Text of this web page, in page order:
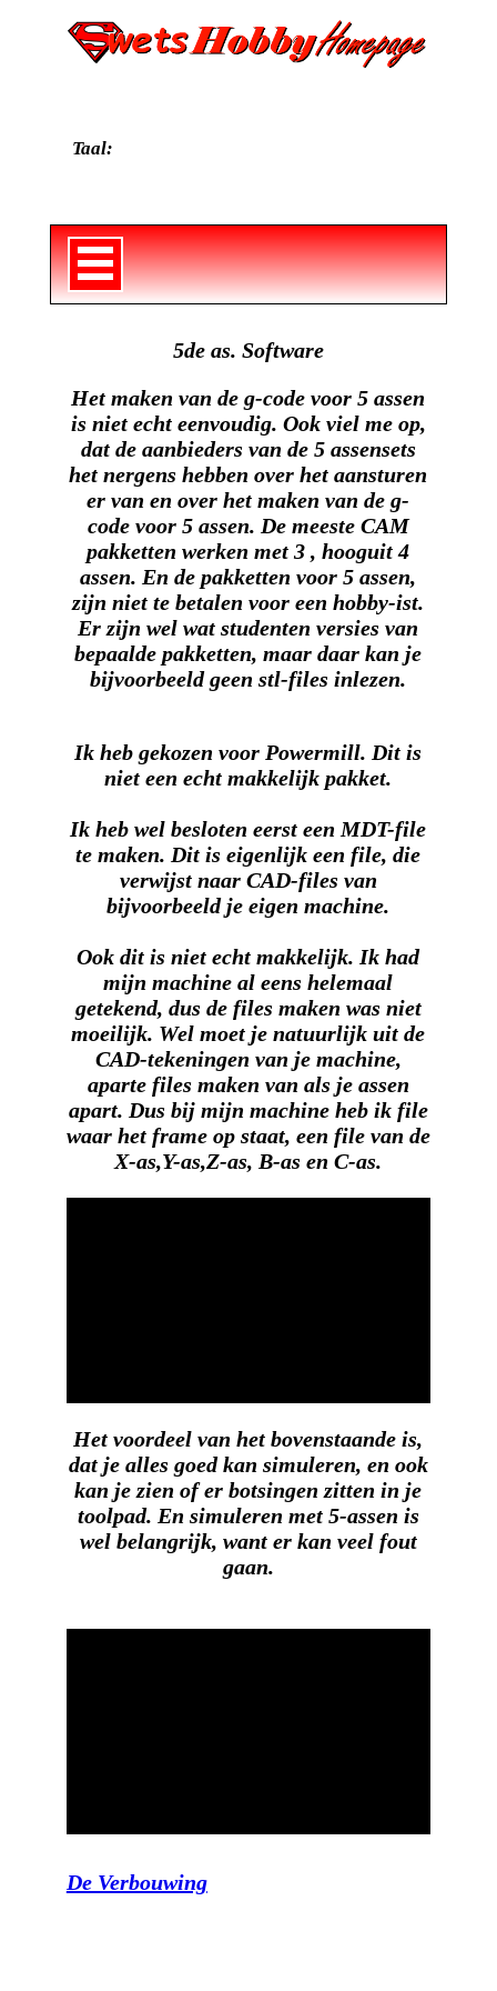
Taal:
5de as. Software
Het maken van de g-code voor 5 assen
is niet echt eenvoudig. Ook viel me op,
dat de aanbieders van de 5 assensets
het nergens hebben over het aansturen
er van en over het maken van de g-
code voor 5 assen. De meeste CAM
pakketten werken met 3 , hooguit 4
assen. En de pakketten voor 5 assen,
zijn niet te betalen voor een hobby-ist.
Er zijn wel wat studenten versies van
bepaalde pakketten, maar daar kan je
bijvoorbeeld geen stl-files inlezen.
Ik heb gekozen voor Powermill. Dit is
niet een echt makkelijk pakket.
Ik heb wel besloten eerst een MDT-file
te maken. Dit is eigenlijk een file, die
verwijst naar CAD-files van
bijvoorbeeld je eigen machine.
Ook dit is niet echt makkelijk. Ik had
mijn machine al eens helemaal
getekend, dus de files maken was niet
moeilijk. Wel moet je natuurlijk uit de
CAD-tekeningen van je machine,
aparte files maken van als je assen
apart. Dus bij mijn machine heb ik file
waar het frame op staat, een file van de
X-as,Y-as,Z-as, B-as en C-as.
Het voordeel van het bovenstaande is,
dat je alles goed kan simuleren, en ook
kan je zien of er botsingen zitten in je
toolpad. En simuleren met 5-assen is
wel belangrijk, want er kan veel fout
gaan.
De Verbouwing